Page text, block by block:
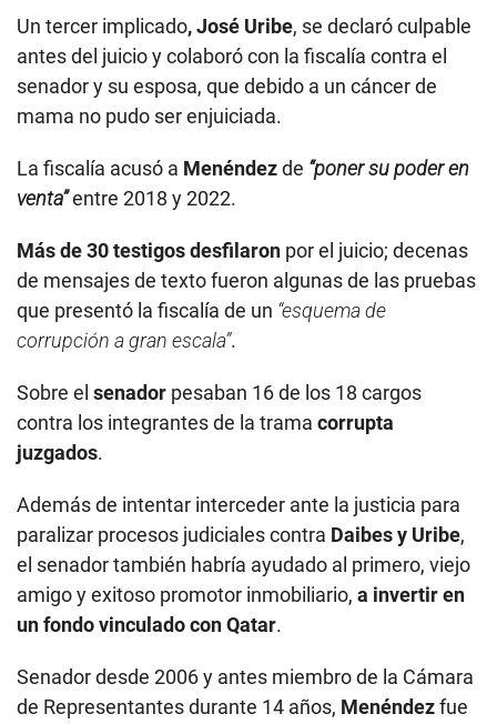
Un tercer implicado, José Uribe, se declaró culpable
antes del juicio y colaboró con la fiscalía contra el
senador y su esposa, que debido a un cáncer de
mama no pudo ser enjuiciada.
La fiscalía acusó a Menéndezde “poner su poder en
venta”entre 2018 y 2022.
Más de 30 testigos desfilaron por el juicio; decenas
de mensajes de texto fueron algunas de las pruebas
que presentó la fiscalía de un “esquema de
corrupción a gran escala”.
Sobre el senador pesaban 16 de los 18 cargos
contra los integrantes de la trama corrupta
juzgados.
Además de intentar interceder ante la justicia para
paralizar procesos judiciales contra Daibes y Uribe,
el senador también habría ayudado al primero, viejo
amigo y exitoso promotor inmobiliario, a invertir en
un fondo vinculado conQatar.
Senador desde 2006 y antes miembro de la Cámara
de Representantes durante 14 años, Menéndezfue